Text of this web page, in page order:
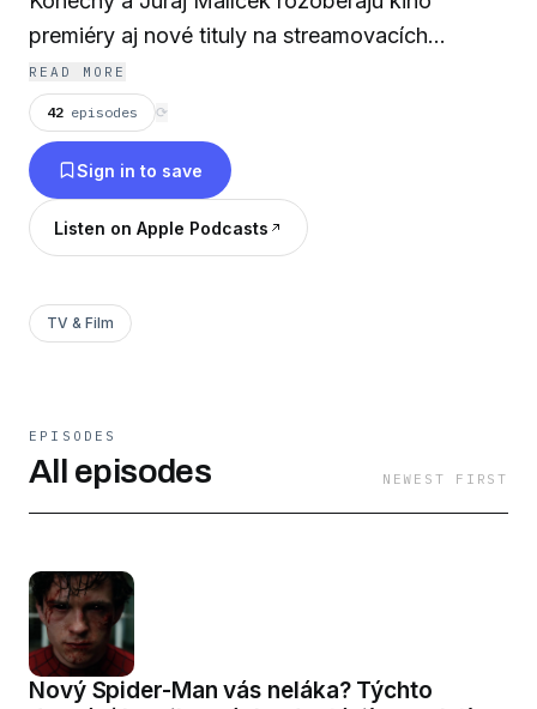
premiéry aj nové tituly na streamovacích
službách, ktoré sa oplatí vidieť a venujú sa aj
novinkám, ktorým by ste sa radšej mali vyhnúť.
Nová epizóda vychádza každú sobotu.
READ MORE
42 episodes ⟳
Sign in to save
Listen on Apple Podcasts
TV & Film
EPISODES
All episodes NEWEST FIRST
Nový Spider-Man vás neláka? Týchto